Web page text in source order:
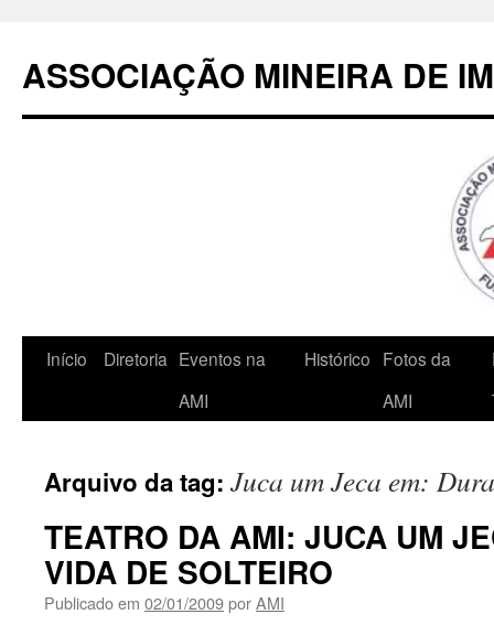
conteúdo
ASSOCIAÇÃO MINEIRA DE
Início Diretoria Eventos na
AMI
Histórico Fotos da
AMI
Arquivo da tag: Juca um Jeca em:
TEATRO DA AMI: JUCA UM
VIDA DE SOLTEIRO
Publicado em 02/01/2009porAMI